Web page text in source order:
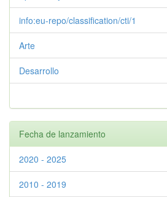
info:eu-repo/classification/cti/1
Arte
Desarrollo
Fecha de lanzamiento
2020 - 2025
2010 - 2019